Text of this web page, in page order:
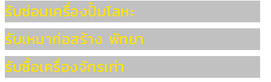
รับซ่อมเครื่องปั้มโลหะ
รับเหมาก่อสร้าง พัทยา
รับซื้อเครื่องจักรเก่า